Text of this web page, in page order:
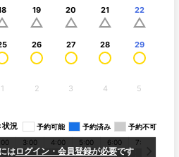
19 20 21 22
26 27 28 29
1
2 3 4 5
況 予約可能 予約済み 予約不可
はログイン・会員登録が必要です
3:00 4:00 5:00 6:00 7:00